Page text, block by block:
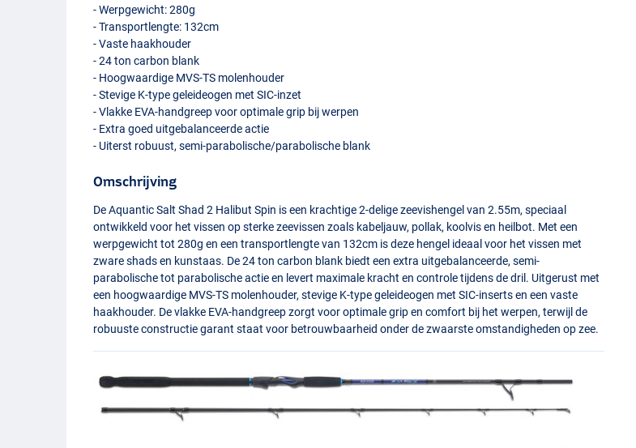
- Werpgewicht: 280g
- Transportlengte: 132cm
- Vaste haakhouder
- 24 ton carbon blank
- Hoogwaardige MVS-TS molenhouder
- Stevige K-type geleideogen metSIC-inzet
- Vlakke EVA-handgreep voor optimale grip bij werpen
- Extra goed uitgebalanceerde actie
- Uiterst robuust, semi-parabolische/parabolische blank
Omschrijving
De Aquantic Salt Shad 2 Halibut Spin is een krachtige 2-delige zeevishengel van 2.55m, speciaal
ontwikkeld voor het vissen op sterke zeevissen zoals kabeljauw, pollak, koolvis en heilbot. Met een
werpgewicht tot 280g en een transportlengte van 132cm is deze hengel ideaal voor het vissen met
zware shads en kunstaas. De 24 ton carbon blank biedt een extra uitgebalanceerde, semi-
parabolische tot parabolische actie en levert maximale kracht en controle tijdens de dril. Uitgerust met
een hoogwaardige MVS-TS molenhouder, stevige K-type geleideogen metSIC-inserts en een vaste
haakhouder. De vlakke EVA-handgreep zorgt voor optimale grip en comfort bij het werpen, terwijl de
robuuste constructie garant staat voor betrouwbaarheid onder de zwaarste omstandigheden op zee.